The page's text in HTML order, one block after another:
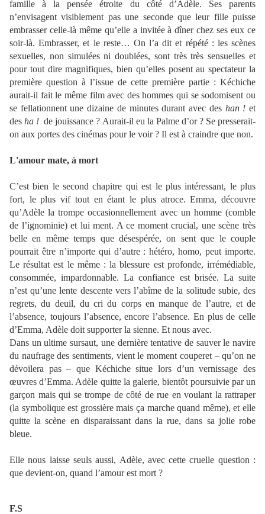
famille à la pensée étroite du côté d’Adèle. Ses parents
n’envisagent visiblement pas une seconde que leur fille puisse
embrasser celle-là même qu’elle a invitée à dîner chez ses eux ce
soir-là. Embrasser, et le reste… On l’a dit et répété : les scènes
sexuelles, non simulées ni doublées, sont très très sensuelles et
pour tout dire magnifiques, bien qu’elles posent au spectateur la
première question à l’issue de cette première partie : Kéchiche
aurait-il fait le même film avec des hommes qui se sodomisent ou
se fellationnent une dizaine de minutes durant avec des han ! et
desha ! de jouissance ? Aurait-il eu la Palme d’or ? Se presserait-
on aux portes des cinémas pour le voir ? Il est à craindre que non.
L'amour mate, à mort
C’est bien le second chapitre qui est le plus intéressant, le plus
fort, le plus vif tout en étant le plus atroce. Emma, découvre
qu’Adèle la trompe occasionnellement avec un homme (comble
de l’ignominie) et lui ment. A ce moment crucial, une scène très
belle en même temps que désespérée, on sent que le couple
pourrait être n’importe qui d’autre : hétéro, homo, peut importe.
Le résultat est le même : la blessure est profonde, irrémédiable,
consommée, impardonnable. La confiance est brisée. La suite
n’est qu’une lente descente vers l’abîme de la solitude subie, des
regrets, du deuil, du cri du corps en manque de l’autre, et de
l’absence, toujours l’absence, encore l’absence. En plus de celle
d’Emma, Adèle doit supporter la sienne. Et nous avec.
Dans un ultime sursaut, une dernière tentative de sauver le navire
du naufrage des sentiments, vient le moment couperet – qu’on ne
dévoilera pas – que Kéchiche situe lors d’un vernissage des
œuvres d’Emma. Adèle quitte la galerie, bientôt poursuivie par un
garçon mais qui se trompe de côté de rue en voulant la rattraper
(la symbolique est grossière mais ça marche quand même), et elle
quitte la scène en disparaissant dans la rue, dans sa jolie robe
bleue.
Elle nous laisse seuls aussi, Adèle, avec cette cruelle question :
que devient-on, quand l’amour est mort ?
F.S